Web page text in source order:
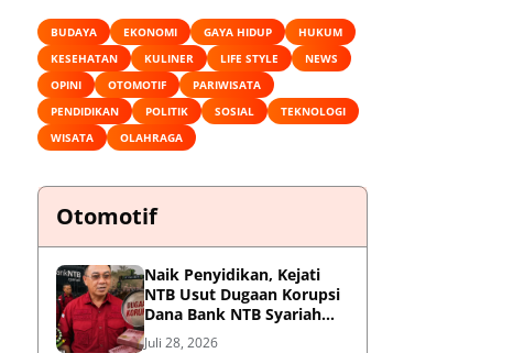
BUDAYA EKONOMI GAYA HIDUP
HUKUM
KESEHATAN
KULINER LIFE STYLE
NEWS
OPINI
OTOMOTIF
PARIWISATA
PENDIDIKAN
POLITIK SOSIAL
TEKNOLOGI
WISATA
OLAHRAGA
Otomotif
Naik Penyidikan, Kejati
NTB Usut Dugaan Korupsi
Dana Bank NTB Syariah
untuk MXGP 2023
Juli 28, 2026